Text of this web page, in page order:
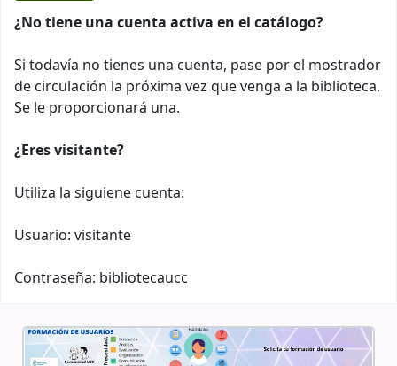
¿No tiene una cuenta activa en el catálogo?
Si todavía no tienes una cuenta, pase por el mostrador
de circulación la próxima vez que venga a la biblioteca.
Se le proporcionará una.
¿Eres visitante?
Utiliza la siguiene cuenta:
Usuario: visitante
Contraseña: bibliotecaucc